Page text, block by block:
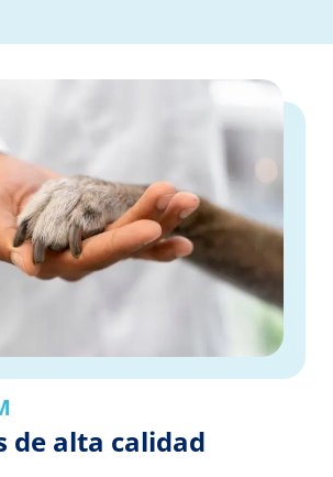
de alta calidad